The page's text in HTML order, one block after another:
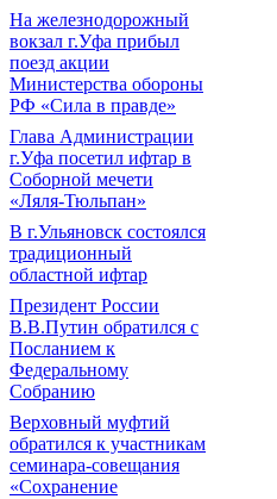
На железнодорожный
вокзал г.Уфа прибыл
поезд акции
Министерства обороны
РФ «Сила в правде»
Глава Администрации
г.Уфа посетил ифтар в
Соборной мечети
«Ляля-Тюльпан»
В г.Ульяновск состоялся
традиционный
областной ифтар
Президент России
В.В.Путин обратился с
Посланием к
Федеральному
Собранию
Верховный муфтий
обратился к участникам
семинара-совещания
«Сохранение